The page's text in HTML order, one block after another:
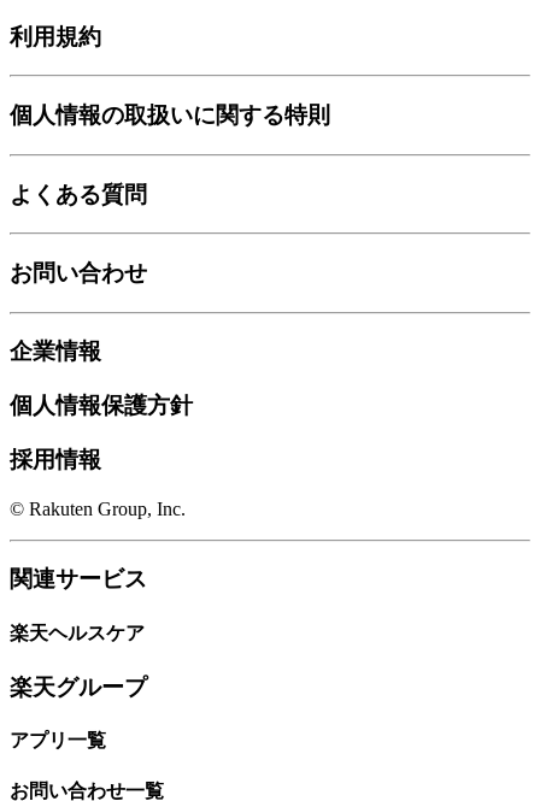
利用規約
個人情報の取扱いに関する特則
よくある質問
お問い合わせ
企業情報
個人情報保護方針
採用情報
© Rakuten Group, Inc.
関連サービス
楽天ヘルスケア
楽天グループ
アプリ一覧
お問い合わせ一覧